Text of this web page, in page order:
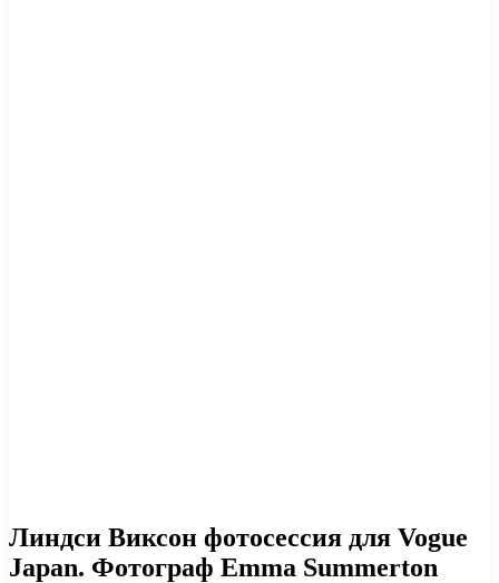
Линдси Виксон фотосессия для Vogue
Japan. Фотограф Emma Summerton